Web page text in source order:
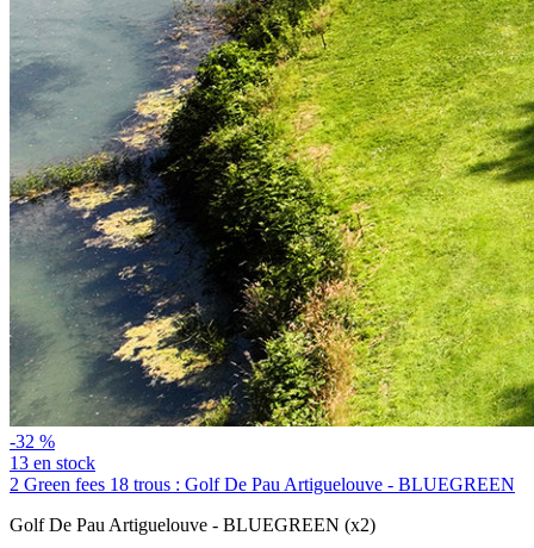
-32 %
13 en stock
2 Green fees 18 trous : Golf De Pau Artiguelouve - BLUEGREEN
Golf De Pau Artiguelouve - BLUEGREEN (x2)